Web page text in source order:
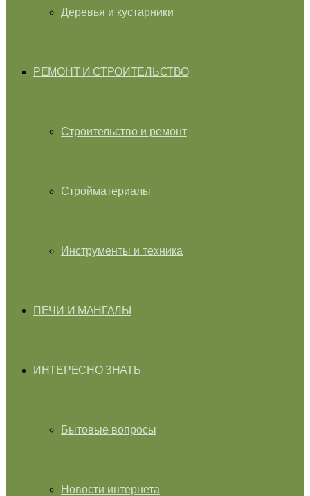
Деревья и кустарники
РЕМОНТ И СТРОИТЕЛЬСТВО
Строительство и ремонт
Стройматериалы
Инструменты и техника
ПЕЧИ И МАНГАЛЫ
ИНТЕРЕСНО ЗНАТЬ
Бытовые вопросы
Новости интернета